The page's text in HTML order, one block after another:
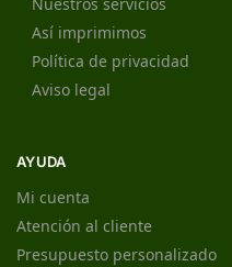
Así imprimimos
Política de privacidad
Aviso legal
AYUDA
Mi cuenta
Atención al cliente
Presupuesto personalizado